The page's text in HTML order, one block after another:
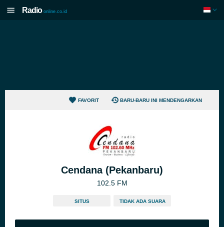
Radio online.co.id
FAVORIT BARU-BARU INI MENDENGARKAN
Cendana (Pekanbaru)
102.5 FM
SITUS TIDAK ADA SUARA